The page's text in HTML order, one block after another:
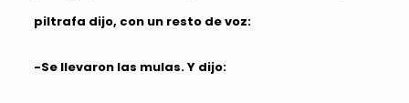
piltrafa dijo, con un resto de voz:
-Se llevaron las mulas. Y dijo: